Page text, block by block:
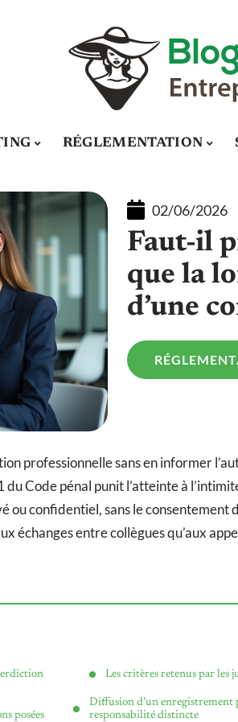
RÉGLEMENTATION
02/06/2026
Faut-il
que la
d’une
professionnelle sans en informer
Code pénal punit l’atteinte à
ou confidentiel, sans le consentement
échanges entre collègues qu’aux
posées
Les critères retenus par les
Diffusion d’un enregistrement
responsabilité distincte